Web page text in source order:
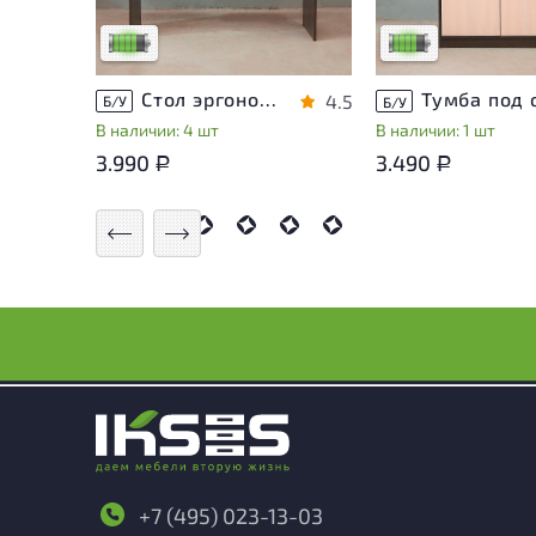
Низкая степень износа
Б/У
В наличии: 4 шт
4.5
3.990 Р
Низкая степень
Б/У
В наличии: 1 шт
3.490 Р
+7 (495) 023-13-03